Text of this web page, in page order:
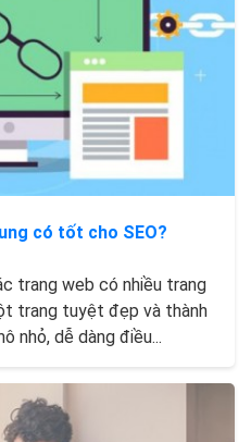
có tốt cho SEO?
trang web có nhiều trang
trang tuyệt đẹp và thành
nhỏ, dễ dàng điều...